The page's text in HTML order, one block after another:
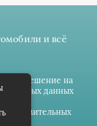
и всё
разрешение на
данных